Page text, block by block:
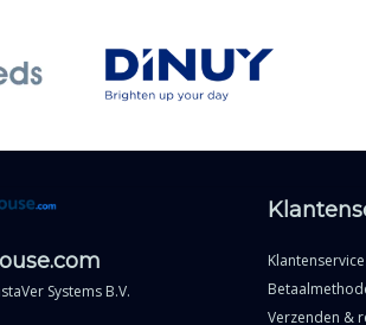
Systems B.V.
Klantenservice
Verzenden &